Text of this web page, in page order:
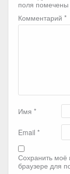
поля помечены
Комментарий *
Имя *
Email *
Сохранить моё
браузере для